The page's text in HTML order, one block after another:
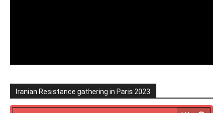
Iranian Resistance gathering in Paris 2023